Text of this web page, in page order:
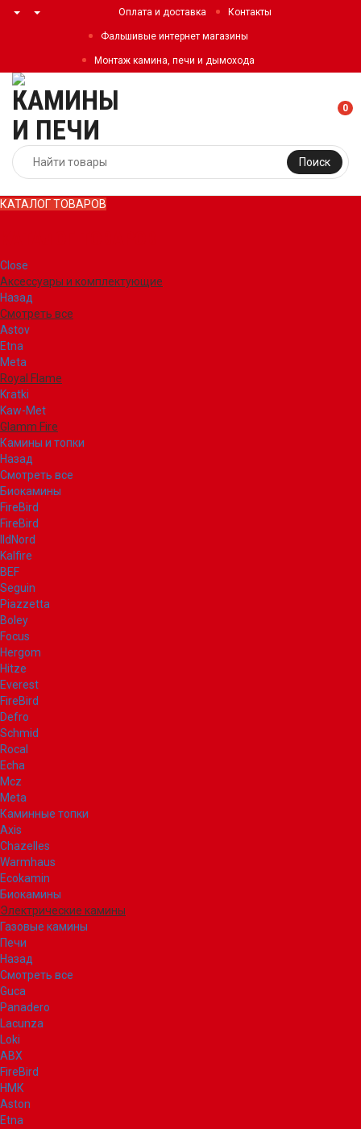
Оплата и доставка Контакты
Фальшивые интернет магазины
Монтаж камина, печи и дымохода
Поиск
0
КАТАЛОГ ТОВАРОВ
Close
Аксессуары и комплектующие
Назад
Смотреть все
Astov
Etna
Meta
Royal Flame
Kratki
Kaw-Met
Glamm Fire
Камины и топки
Назад
Смотреть все
Биокамины
FireBird
FireBird
IldNord
Kalfire
BEF
Seguin
Piazzetta
Boley
Focus
Hergom
Hitze
Everest
FireBird
Defro
Schmid
Rocal
Echa
Mcz
Meta
Каминные топки
Axis
Chazelles
Warmhaus
Ecokamin
Биокамины
Электрические камины
Газовые камины
Печи
Назад
Смотреть все
Guca
Panadero
Lacunza
Loki
ABX
FireBird
НМК
Aston
Etna